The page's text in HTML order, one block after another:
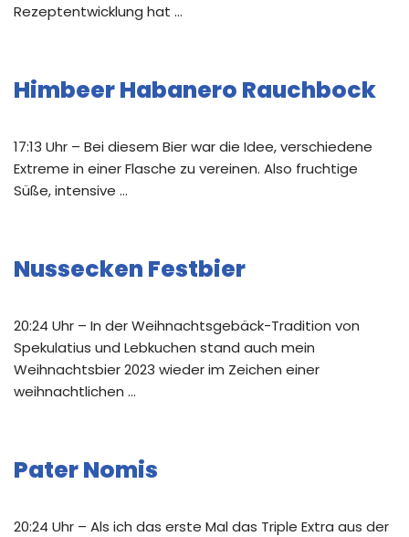
Rezeptentwicklung hat …
Himbeer Habanero Rauchbock
17:13 Uhr – Bei diesem Bier war die Idee, verschiedene
Extreme in einer Flasche zu vereinen. Also fruchtige
Süße, intensive …
Nussecken Festbier
20:24 Uhr – In der Weihnachtsgebäck-Tradition von
Spekulatius und Lebkuchen stand auch mein
Weihnachtsbier 2023 wieder im Zeichen einer
weihnachtlichen …
Pater Nomis
20:24 Uhr – Als ich das erste Mal das Triple Extra aus der